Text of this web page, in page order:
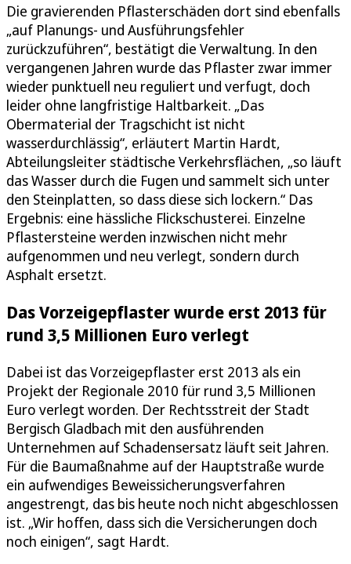
Die gravierenden Pflasterschäden dort sind ebenfalls
„auf Planungs- und Ausführungsfehler
zurückzuführen“, bestätigt die Verwaltung. In den
vergangenen Jahren wurde das Pflaster zwar immer
wieder punktuell neu reguliert und verfugt, doch
leider ohne langfristige Haltbarkeit. „Das
Obermaterial der Tragschicht ist nicht
wasserdurchlässig“, erläutert Martin Hardt,
Abteilungsleiter städtische Verkehrsflächen, „so läuft
das Wasser durch die Fugen und sammelt sich unter
den Steinplatten, so dass diese sich lockern.“ Das
Ergebnis: eine hässliche Flickschusterei. Einzelne
Pflastersteine werden inzwischen nicht mehr
aufgenommen und neu verlegt, sondern durch
Asphalt ersetzt.
Das Vorzeigepflaster wurde erst 2013 für
rund 3,5 Millionen Euro verlegt
Dabei ist das Vorzeigepflaster erst 2013 als ein
Projekt der Regionale 2010 für rund 3,5 Millionen
Euro verlegt worden. Der Rechtsstreit der Stadt
Bergisch Gladbach mit den ausführenden
Unternehmen auf Schadensersatz läuft seit Jahren.
Für die Baumaßnahme auf der Hauptstraße wurde
ein aufwendiges Beweissicherungsverfahren
angestrengt, das bis heute noch nicht abgeschlossen
ist. „Wir hoffen, dass sich die Versicherungen doch
noch einigen“, sagt Hardt.